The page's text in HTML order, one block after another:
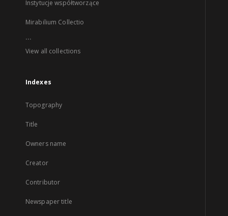
Instytucje współtworzące
Mirabilium Collectio
...
View all collections
Indexes
Topography
Title
Owners name
Creator
Contributor
Newspaper title